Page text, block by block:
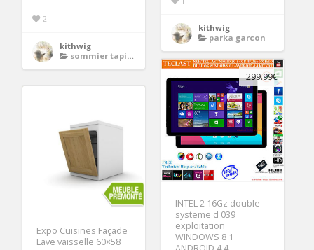
kithwig
parka garcon
2
kithwig
sommier tapissier
299.99€
INTEL 2 16Gz double
systeme d 039
exploitation
WINDOWS 8 1
Expo Cuisines Façade
Lave vaisselle 60×58